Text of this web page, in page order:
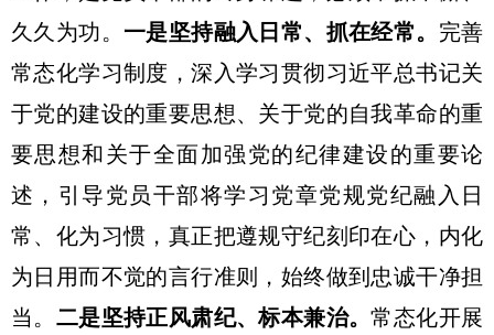
久久为功。 一是坚持融入日常、抓在经常。 完善
常态化学习制度，深入学习贯彻习近平总书记关
于党的建设的重要思想、关于党的自我革命的重
要思想和关于全面加强党的纪律建设的重要论
述，引导党员干部将学习党章党规党纪融入日
常、化为习惯，真正把遵规守纪刻印在心，内化
为日用而不觉的言行准则，始终做到忠诚干净担
当。 二是坚持正风肃纪、标本兼治。常态化开展